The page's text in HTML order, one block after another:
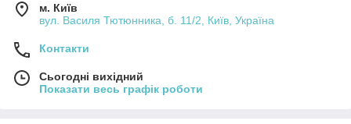
м. Київ
вул. Василя Тютюнника, б. 11/2, Київ, Україна
Контакти
Сьогодні вихідний
Показати весь графік роботи